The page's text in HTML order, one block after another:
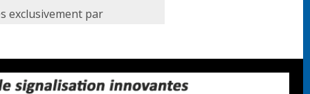
exclusivement par
du courant de